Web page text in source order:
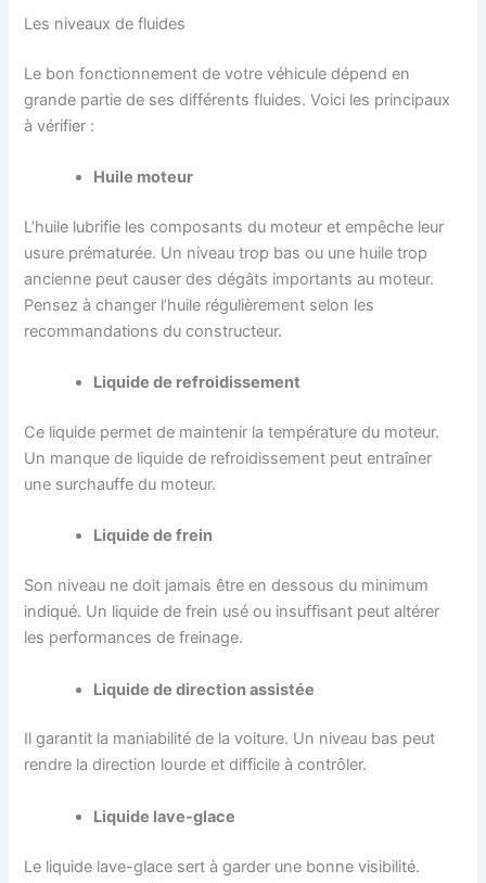
Les niveaux de fluides
Le bon fonctionnement de votre véhicule dépend en
grande partie de ses différents fluides. Voici les principaux
à vérifier :
Huile moteur
L’huile lubrifie les composants du moteur et empêche leur
usure prématurée. Un niveau trop bas ou une huile trop
ancienne peut causer des dégâts importants au moteur.
Pensez à changer l’huile régulièrement selon les
recommandations du constructeur.
Liquide de refroidissement
Ce liquide permet de maintenir la température du moteur.
Un manque de liquide de refroidissement peut entraîner
une surchauffe du moteur.
Liquide de frein
Son niveau ne doit jamais être en dessous du minimum
indiqué. Un liquide de frein usé ou insuffisant peut altérer
les performances de freinage.
Liquide de direction assistée
Il garantit la maniabilité de la voiture. Un niveau bas peut
rendre la direction lourde et difficile à contrôler.
Liquide lave-glace
Le liquide lave-glace sert à garder une bonne visibilité.